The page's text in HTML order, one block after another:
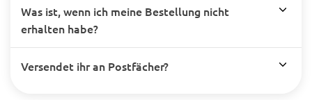
Was ist, wenn ich meine Bestellung nicht
erhalten habe?
Versendet ihr an Postfächer?